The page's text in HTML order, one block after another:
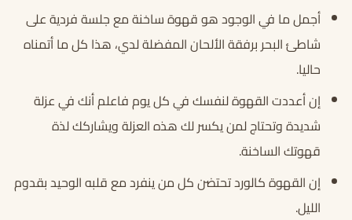
أجمل ما في الوجود هو قهوة ساخنة مع جلسة فردية على
شاطئ البحر برفقة الألحان المفضلة لدي، هذا كل ما أتمناه
حاليا.
إن أعددت القهوة لنفسك في كل يوم فاعلم أنك في عزلة
شديدة وتحتاج لمن يكسر لك هذه العزلة ويشاركك لذة
قهوتك الساخنة.
إن القهوة كالورد تحتضن كل من ينفرد مع قلبه الوحيد بقدوم
الليل.